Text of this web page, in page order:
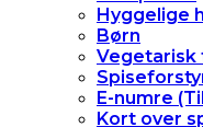
Hyggelige
Børn
Vegetarisk
E-numre
Kort over